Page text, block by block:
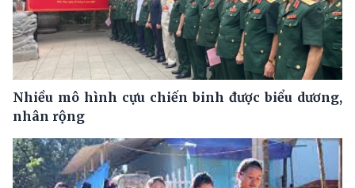
Nhiều mô hình cựu chiến binh được biểu dương,
nhân rộng